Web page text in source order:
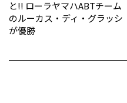
と!! ローラヤマハABTチーム
のルーカス・ディ・グラッシ
が優勝